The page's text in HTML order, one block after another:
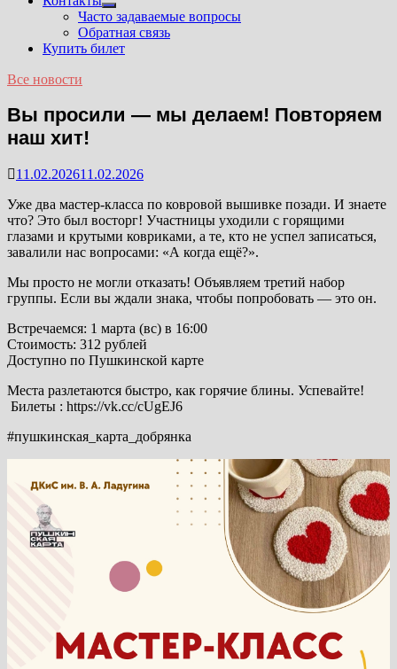
Показать
подменю
Часто задаваемые вопросы
Обратная связь
Купить билет
Все новости
Вы просили — мы делаем! Повторяем
наш хит!
11.02.202611.02.2026
Уже два мастер-класса по ковровой вышивке позади. И знаете
что? Это был восторг! Участницы уходили с горящими
глазами и крутыми ковриками, а те, кто не успел записаться,
завалили нас вопросами: «А когда ещё?».
Мы просто не могли отказать! Объявляем третий набор
группы. Если вы ждали знака, чтобы попробовать — это он.
Встречаемся: 1 марта (вс) в 16:00
Стоимость: 312 рублей
Доступно по Пушкинской карте
Места разлетаются быстро, как горячие блины. Успевайте!
️ Билеты : https://vk.cc/cUgEJ6
#пушкинская_карта_добрянка